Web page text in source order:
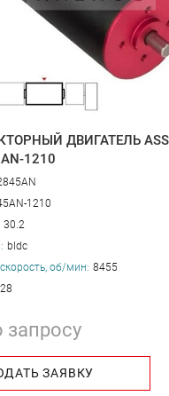
ДВИГАТЕЛЬ
1210
1210
30.2
bldc
об/мин: 8455
28
запросу
ЗАЯВКУ